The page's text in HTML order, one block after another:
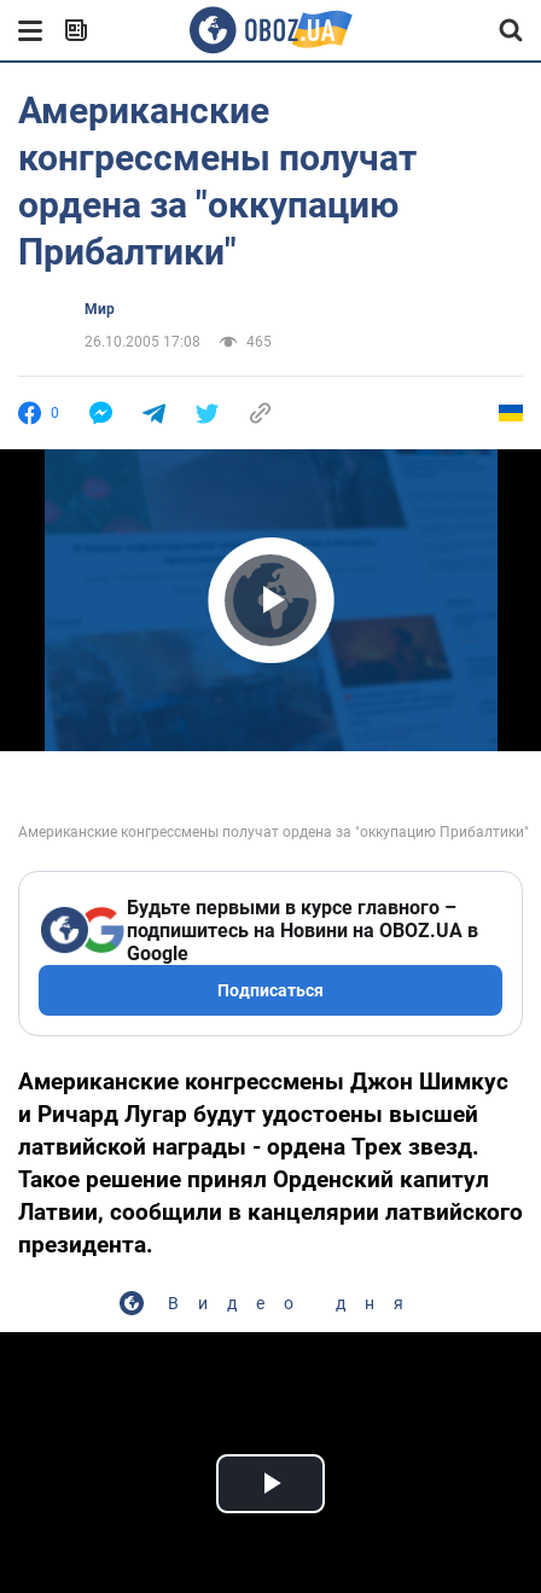
Американские
конгрессмены получат
ордена за "оккупацию
Прибалтики"
Мир
26.10.2005 17:08
465
0
Play Video
Будьте первыми в курсе главного –
подпишитесь на Новини на OBOZ.UA в
Google
Подписаться
Американские конгрессмены Джон Шимкус
и Ричард Лугар будут удостоены высшей
латвийской награды - ордена Трех звезд.
Такое решение принял Орденский капитул
Латвии, сообщили в канцелярии латвийского
президента.
Видео дня
Play Video